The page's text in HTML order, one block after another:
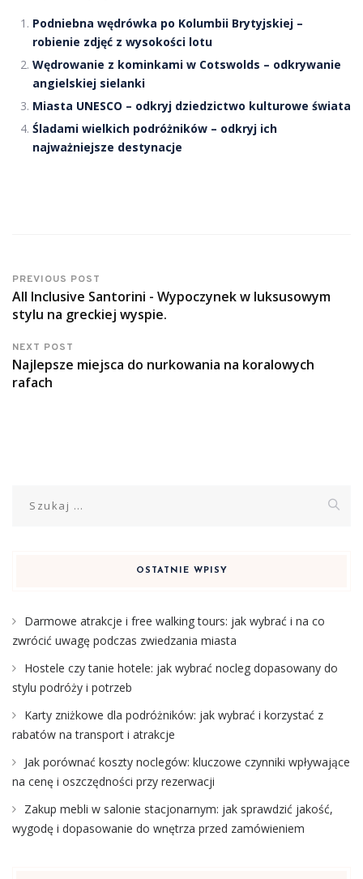
Podniebna wędrówka po Kolumbii Brytyjskiej –
robienie zdjęć z wysokości lotu
Wędrowanie z kominkami w Cotswolds – odkrywanie
angielskiej sielanki
Miasta UNESCO – odkryj dziedzictwo kulturowe świata
Śladami wielkich podróżników – odkryj ich
najważniejsze destynacje
PREVIOUS POST
All Inclusive Santorini - Wypoczynek w luksusowym
stylu na greckiej wyspie.
NEXT POST
Najlepsze miejsca do nurkowania na koralowych
rafach
OSTATNIE WPISY
Darmowe atrakcje i free walking tours: jak wybrać i na co
zwrócić uwagę podczas zwiedzania miasta
Hostele czy tanie hotele: jak wybrać nocleg dopasowany do
stylu podróży i potrzeb
Karty zniżkowe dla podróżników: jak wybrać i korzystać z
rabatów na transport i atrakcje
Jak porównać koszty noclegów: kluczowe czynniki wpływające
na cenę i oszczędności przy rezerwacji
Zakup mebli w salonie stacjonarnym: jak sprawdzić jakość,
wygodę i dopasowanie do wnętrza przed zamówieniem